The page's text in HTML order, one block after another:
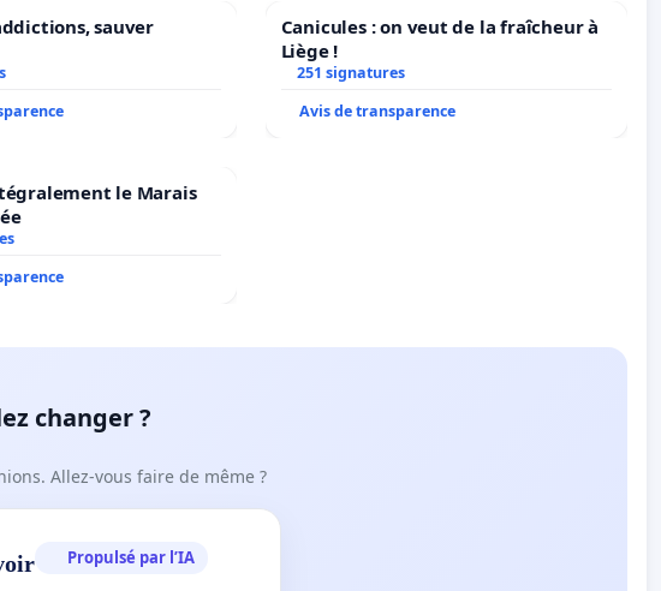
sauver
Canicules : on veut de la fraîcheur à
Liège !
251 signatures
Avis de transparence
le Marais
changer ?
Allez-vous faire de même ?
Propulsé par l’IA